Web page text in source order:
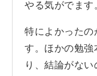
やる気がでます
特によかったの
す。ほかの勉強
り、結論がな